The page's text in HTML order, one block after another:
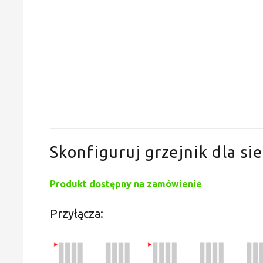
Skonfiguruj grzejnik dla
Produkt dostępny na zamówienie
Przyłącza: